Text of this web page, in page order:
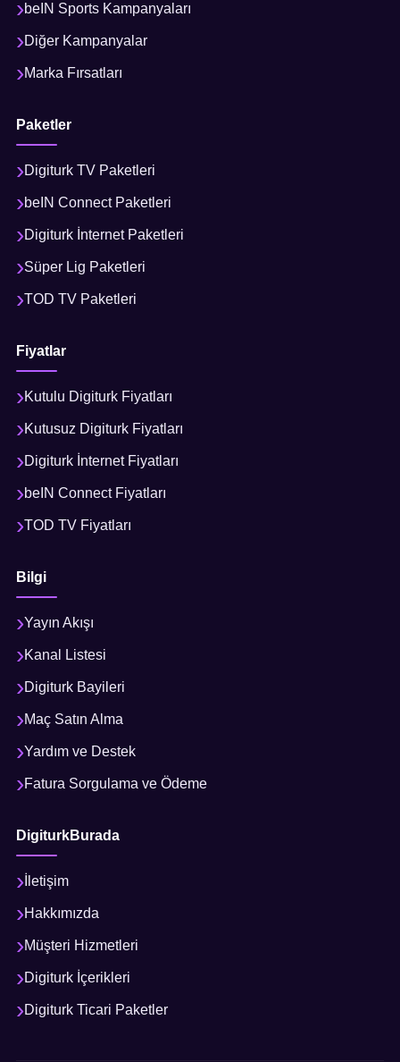
beIN Sports Kampanyaları
Diğer Kampanyalar
Marka Fırsatları
Paketler
Digiturk TV Paketleri
beIN Connect Paketleri
Digiturk İnternet Paketleri
Süper Lig Paketleri
TOD TV Paketleri
Fiyatlar
Kutulu Digiturk Fiyatları
Kutusuz Digiturk Fiyatları
Digiturk İnternet Fiyatları
beIN Connect Fiyatları
TOD TV Fiyatları
Bilgi
Yayın Akışı
Kanal Listesi
Digiturk Bayileri
Maç Satın Alma
Yardım ve Destek
Fatura Sorgulama ve Ödeme
DigiturkBurada
İletişim
Hakkımızda
Müşteri Hizmetleri
Digiturk İçerikleri
Digiturk Ticari Paketler